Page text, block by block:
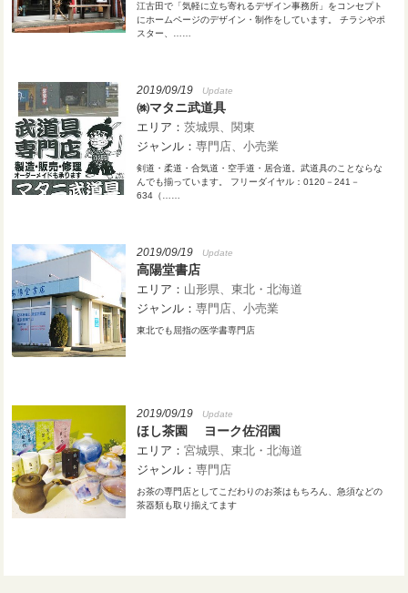
江古田で「気軽に立ち寄れるデザイン事務所」をコンセプト
にホームページのデザイン・制作をしています。 チラシやポ
スター、……
2019/09/19 Update
㈱マタニ武道具
エリア：茨城県
関東
ジャンル：専門店 小売業
剣道・柔道・合気道・空手道・居合道。武道具のことならな
んでも揃っています。 フリーダイヤル：0120－241－
634（……
2019/09/19 Update
高陽堂書店
エリア： 山形県
東北・北海道
ジャンル：専門店 小売業
東北でも屈指の医学書専門店
2019/09/19 Update
ほし茶園 ヨーク佐沼園
エリア：宮城県
東北・北海道
ジャンル：専門店
お茶の専門店としてこだわりのお茶はもちろん、急須などの
茶器類も取り揃えてます